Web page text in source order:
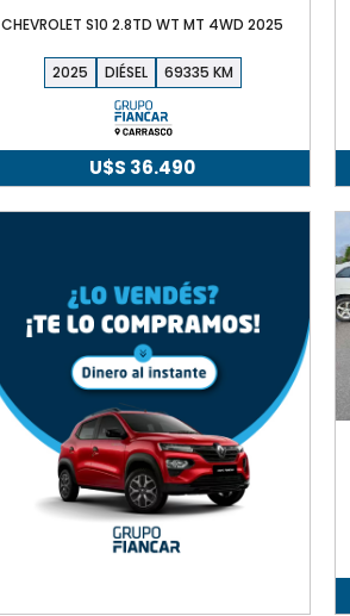
CHEVROLET S10 2.8TD WT MT 4WD 2025
2025 DIÉSEL 69335
U$S 36.490